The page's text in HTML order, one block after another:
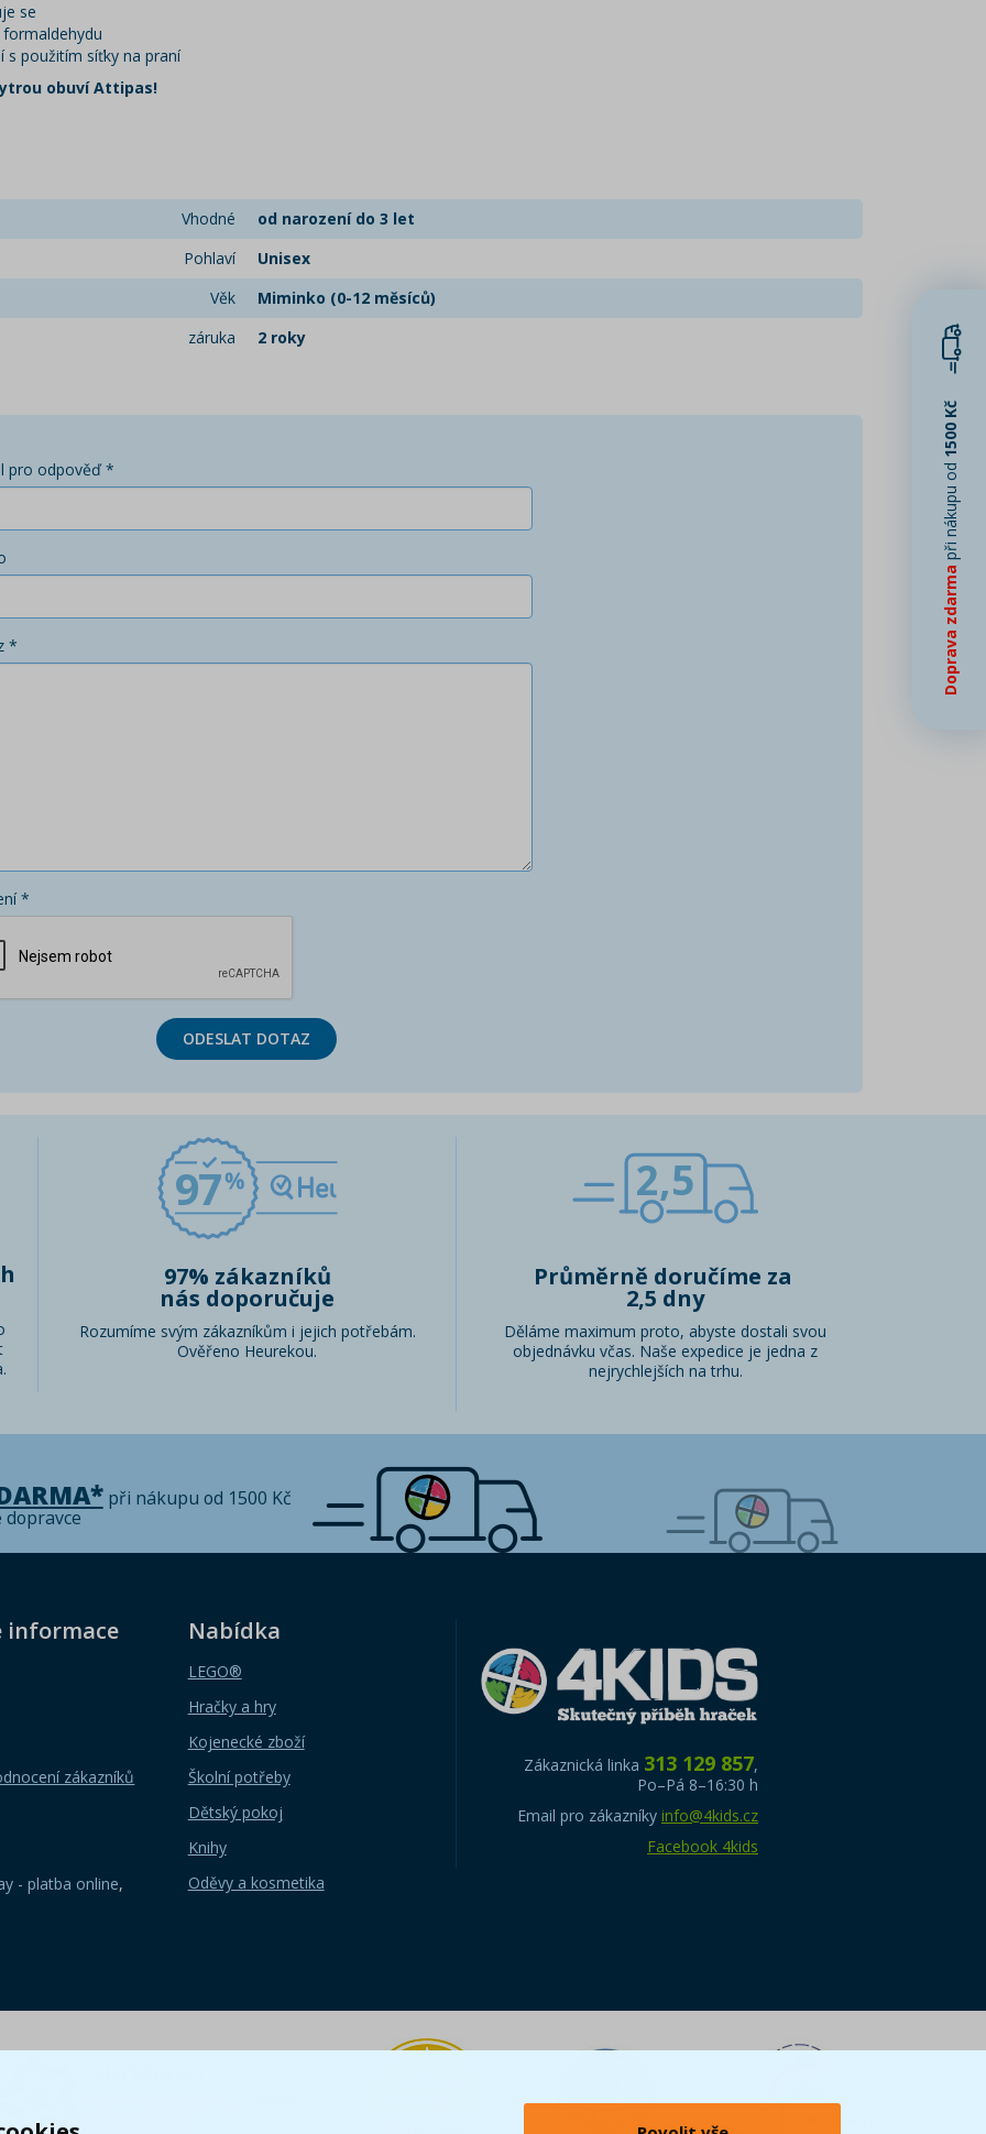
se
s použitím síťky na praní
obuví Attipas!
Vhodné
od narození do 3 let
Pohlaví
Unisex
Věk
Miminko (0-12 měsíců)
záruka
2 roky
pro odpověď *
*
*
ODESLAT DOTAZ
97
97% zákazníků
nás doporučuje
Rozumíme svým zákazníkům i jejich potřebám.
Ověřeno Heurekou.
2,5
Průměrně doručíme za
2,5 dny
Děláme maximum proto, abyste dostali svou
objednávku včas. Naše expedice je jedna z
nejrychlejších na trhu.
při nákupu od 1500 Kč
informace
zákazníků
Nabídka
LEGO®
Hračky a hry
Kojenecké zboží
Školní potřeby
Dětský pokoj
Knihy
Oděvy a kosmetika
- platba online,
Zákaznická linka 313 129 857,
Po–Pá 8–16:30 h
Email pro zákazníky info@4kids.cz
Facebook 4kids
Doprava zdarma
při nákupu od
1500 Kč